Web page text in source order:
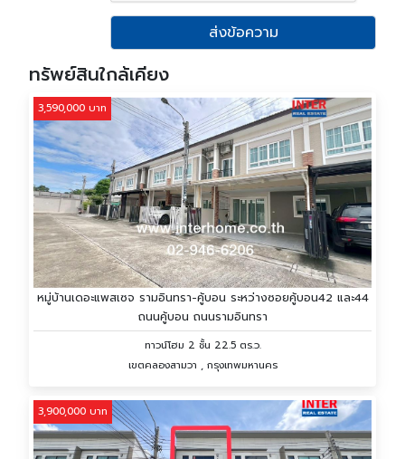
ส่งข้อความ
ทรัพย์สินใกล้เคียง
3,590,000 บาท
หมู่บ้านเดอะแพสเซจ รามอินทรา-คู้บอน ระหว่างซอยคู้บอน42 และ44
ถนนคู้บอน ถนนรามอินทรา
ทาวน์โฮม 2 ชั้น 22.5 ตร.ว.
เขตคลองสามวา , กรุงเทพมหานคร
3,900,000 บาท